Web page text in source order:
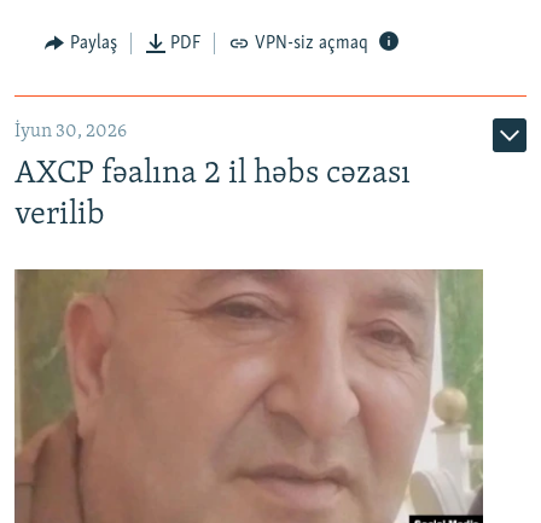
Paylaş PDF VPN-siz açmaq
İyun 30, 2026
AXCP fəalına 2 il həbs cəzası
verilib